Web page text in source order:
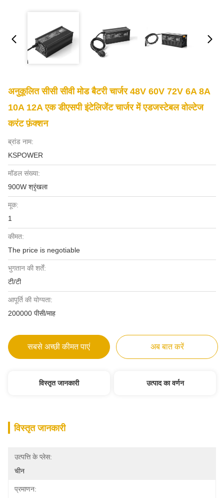
अनुकूलित सीसी सीवी मोड बैटरी चार्जर 48V 60V 72V 6A 8A
10A 12A एक डीएसपी इंटेलिजेंट चार्जर में एडजस्टेबल वोल्टेज
करंट फ़ंक्शन
ब्रांड नाम:
KSPOWER
मॉडल संख्या:
900W श्रृंखला
मूक:
1
कीमत:
The price is negotiable
भुगतान की शर्तें:
टी/टी
आपूर्ति की योग्यता:
200000 पीसी/माह
सबसे अच्छी कीमत पाएं अब बात करें
विस्तृत जानकारी उत्पाद का वर्णन
विस्तृत जानकारी
उत्पत्ति के प्लेस:
चीन
प्रमाणन: